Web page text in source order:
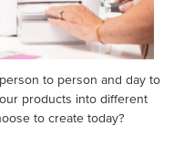
to person and day to
products into different
to create today?